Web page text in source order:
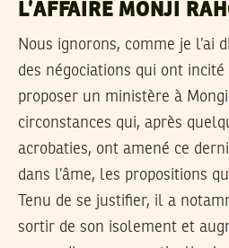
L’AFFAIRE MONJI
Nous ignorons, comme je l’ai
des négociations qui ont incité
proposer un ministère à
circonstances qui, après
acrobaties, ont amené ce
dans l’âme, les propositions
Tenu de se justifier, il a
sortir de son isolement et